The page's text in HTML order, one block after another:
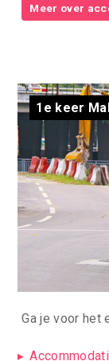
Meer over
1e keer
Ga je voor het